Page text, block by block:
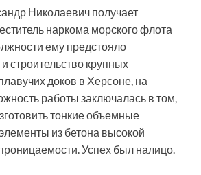
Николаевич получает
наркома морского флота
ему предстояло
строительство крупных
доков в Херсоне, на
работы заключалась в том,
тонкие объемные
из бетона высокой
Успех был налицо.